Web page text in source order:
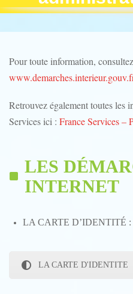
Pour toute information,
Retrouvez également toutes les
Services ici : France Services –
LES
INTERNET
LA CARTE D’IDENTITÉ :
LA CARTE D'IDENTITE